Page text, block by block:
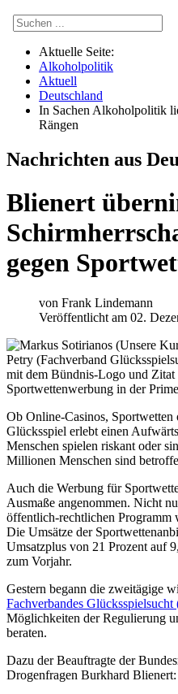
Aktuelle Seite:
Alkoholpolitik
Aktuell
Deutschland
In Sachen Alkoholpolitik
Rängen
Nachrichten aus
Blienert
gegen
von Frank Lindemann
Veröffentlicht am 02.
Ob Online-Casinos, Sportwetten
Glücksspiel erlebt einen
Menschen spielen riskant oder
Millionen Menschen sind
Auch die Werbung für
Ausmaße angenommen. Nicht
öffentlich-rechtlichen Programm
Die Umsätze der
Umsatzplus von 21 Prozent auf
zum Vorjahr.
Gestern begann die zweitägige
Fachverbandes
Möglichkeiten der Regulierung
beraten.
Dazu der Beauftragte der
Drogenfragen Burkhard Blienert: